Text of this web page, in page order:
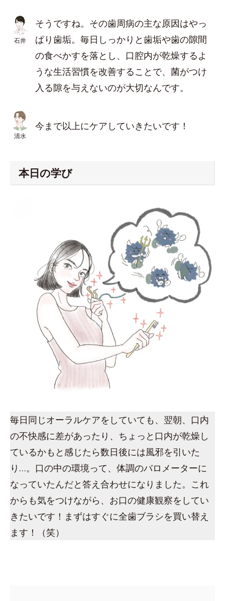
石井
そうですね。その歯周病の主な原因はやっ
ぱり歯垢。毎日しっかりと歯垢や歯の隙間
の食べかすを落とし、口腔内が乾燥するよ
うな生活習慣を改善することで、菌がつけ
入る隙を与えないのが大切なんです。
清水
今まで以上にケアしていきたいです！
本日の学び
毎日同じオーラルケアをしていても、翌朝、口内
の不快感に差があったり、ちょっと口内が乾燥し
ているかもと感じたら数日後には風邪を引いた
り…。口の中の環境って、体調のバロメーターに
なっていたんだと答え合わせになりました。これ
からも気をつけながら、お口の健康観察をしてい
きたいです！まずはすぐに全歯ブラシを買い替え
ます！（笑）